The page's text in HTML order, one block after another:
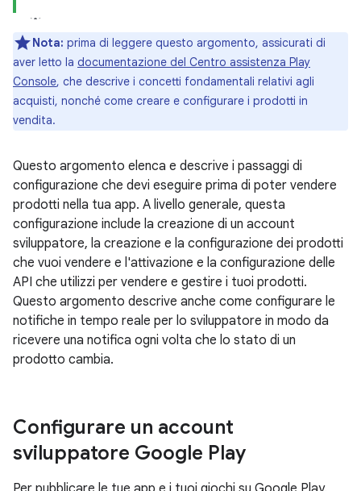
Nota: prima di leggere questo argomento, assicurati di
aver letto la documentazione del Centro assistenza Play
Console, che descrive i concetti fondamentali relativi agli
acquisti, nonché come creare e configurare i prodotti in
vendita.
Questo argomento elenca e descrive i passaggi di
configurazione che devi eseguire prima di poter vendere
prodotti nella tua app. A livello generale, questa
configurazione include la creazione di un account
sviluppatore, la creazione e la configurazione dei prodotti
che vuoi vendere e l'attivazione e la configurazione delle
API che utilizzi per vendere e gestire i tuoi prodotti.
Questo argomento descrive anche come configurare le
notifiche in tempo reale per lo sviluppatore in modo da
ricevere una notifica ogni volta che lo stato di un
prodotto cambia.
Configurare un account
sviluppatore Google Play